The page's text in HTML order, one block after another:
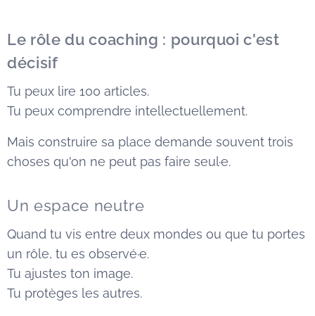
Le rôle du coaching : pourquoi c'est
décisif
Tu peux lire 100 articles.
Tu peux comprendre intellectuellement.
Mais construire sa place demande souvent trois
choses qu'on ne peut pas faire seul·e.
Un espace neutre
Quand tu vis entre deux mondes ou que tu portes
un rôle, tu es observé·e.
Tu ajustes ton image.
Tu protèges les autres.